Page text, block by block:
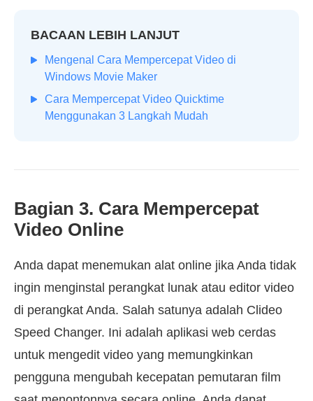
BACAAN LEBIH LANJUT
Mengenal Cara Mempercepat Video di
Windows Movie Maker
Cara Mempercepat Video Quicktime
Menggunakan 3 Langkah Mudah
Bagian 3. Cara Mempercepat
Video Online
Anda dapat menemukan alat online jika Anda tidak
ingin menginstal perangkat lunak atau editor video
di perangkat Anda. Salah satunya adalah Clideo
Speed Changer. Ini adalah aplikasi web cerdas
untuk mengedit video yang memungkinkan
pengguna mengubah kecepatan pemutaran film